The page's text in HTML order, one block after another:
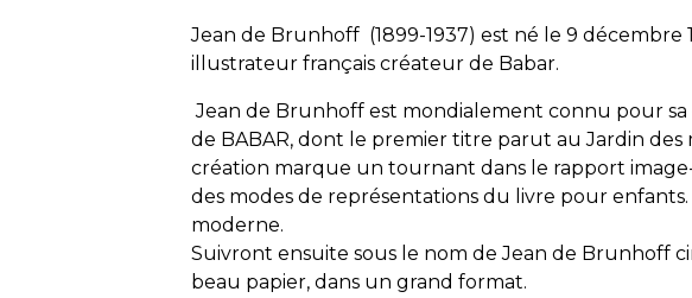
Jean de Brunhoff (1899-1937) est né le 9 décembre
illustrateur français créateur de Babar.
Jean de Brunhoff est mondialement connu pour
de BABAR, dont le premier titre parut auJardin des
création marque un tournant dans le rapport
des modes de représentations du livre pour enfants.
moderne.
Suivront ensuite sous le nom de Jean de Brunhoff
beau papier, dans un grand format.